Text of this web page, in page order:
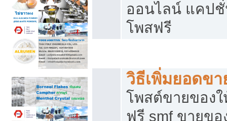
ออนไลน์ แคป
โพสฟรี
วิธีเพิ่มยอดข
โพสต์ขายของ
ฟรี smf ขายข